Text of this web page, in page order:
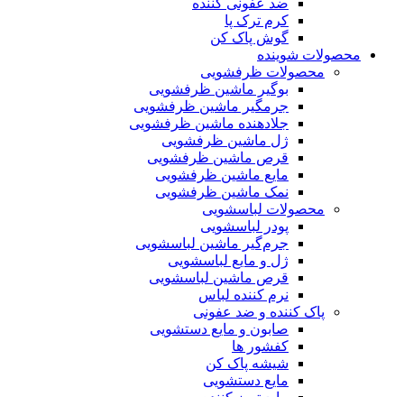
ضد عفونی کننده
کرم ترک پا
گوش پاک کن
محصولات شوینده
محصولات ظرفشویی
بوگیر ماشین ظرفشویی
جرمگیر ماشین ظرفشویی
جلادهنده ماشین ظرفشویی
ژل ماشین ظرفشویی
قرص ماشین ظرفشویی
مایع ماشین ظرفشویی
نمک ماشین ظرفشویی
محصولات لباسشویی
پودر لباسشویی
جرم‌گیر ماشین لباسشویی
ژل و مایع لباسشویی
قرص ماشین لباسشویی
نرم کننده لباس
پاک کننده و ضد عفونی
صابون و مایع دستشویی
کفشور ها
شیشه پاک کن
مایع دستشویی